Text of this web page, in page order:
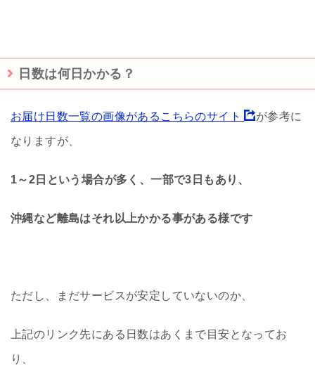
日数は何日かかる？
お届け日数一覧の画像があるこちらのサイト が参考に
なりますが、
1～2日という場合が多く、一部で3日もあり、
沖縄など離島はそれ以上かかる事がある様です
ただし、まだサービスが安定していないのか、
上記のリンク先にある日数はあくまで目安となってお
り、